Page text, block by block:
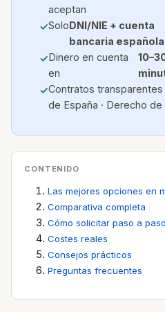
aceptan
SoloDNI/NIE + cuenta
bancaria española
Dinero en cuenta
en
Contratos transparentes
de España · Derecho
CONTENIDO
Las mejores opciones en
Comparativa completa
Cómo solicitar paso a paso
Costes reales
Consejos prácticos
Preguntas frecuentes